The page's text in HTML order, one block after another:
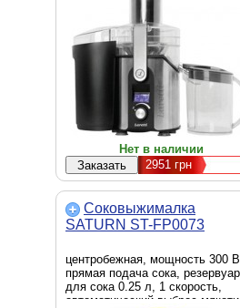
Нет в наличии
2951 грн
Соковыжималка
SATURN ST-FP0073
центробежная, мощность 300
прямая подача сока, резервуар
для сока 0.25 л, 1 скорость,
автоматический выброс мякоти